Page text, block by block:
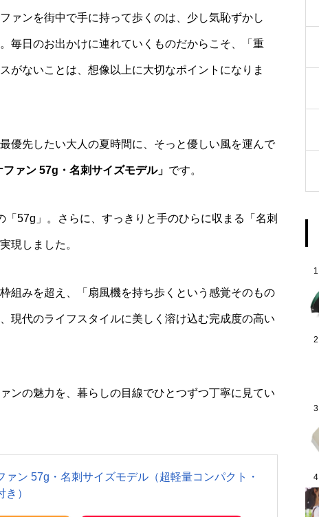
ァンを街中で手に持って歩くのは、少し気恥ずかし
毎日のお出かけに連れていくものだからこそ、「重
がないことは、想像以上に大切なポイントになりま
優先したい大人の夏時間に、そっと優しい風を運んで
ァン 57g・名刺サイズモデル」 です。
57g」。さらに、すっきりと手のひらに収まる「名刺
現しました。
組みを超え、「扇風機を持ち歩くという感覚そのもの
現代のライフスタイルに美しく溶け込む完成度の高い
ンの魅力を、暮らしの目線でひとつずつ丁寧に見てい
ァン 57g・名刺サイズモデル（超軽量コンパクト・
）
1
2
3
4